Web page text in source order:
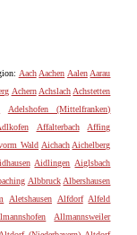
Aach Aachen Aalen Aarau
Achern Achslach Achstetten
Adelshofen (Mittelfranken)
Affalterbach
Affing
Wald Aichach Aichelberg
Aidlingen Aiglsbach
Albbruck Albershausen
Aletshausen Alfdorf Alfeld
Allmannsweiler